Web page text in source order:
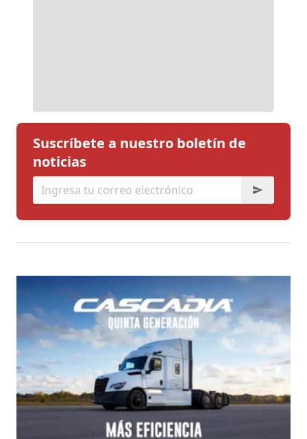
Suscríbete a nuestro boletín de
noticias